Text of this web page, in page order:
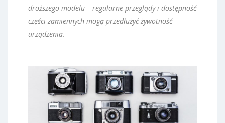
droższego modelu – regularne przeglądy i dostępność
części zamiennych mogą przedłużyć żywotność
urządzenia.